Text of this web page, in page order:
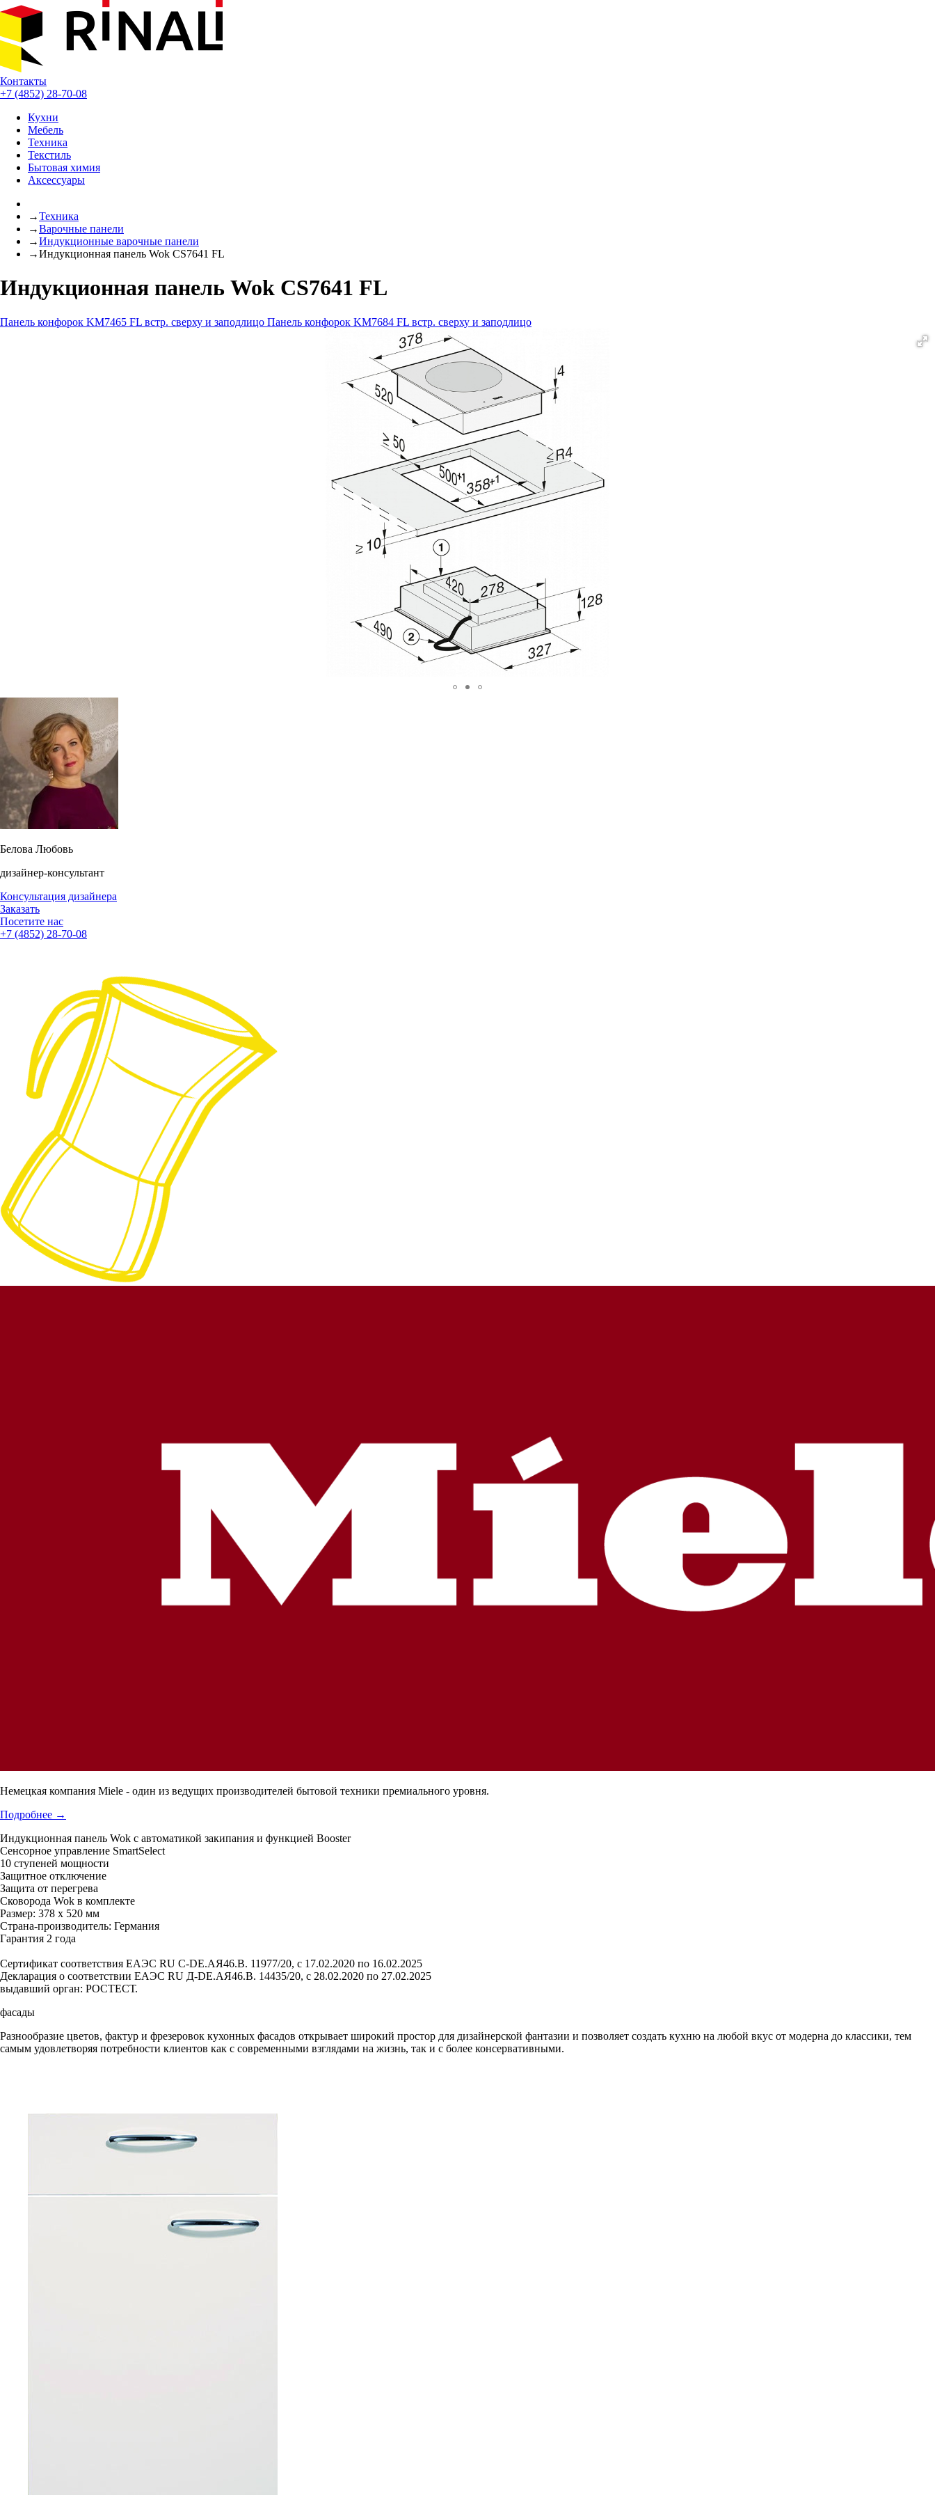
Контакты
+7 (4852) 28-70-08
Кухни
Мебель
Техника
Текстиль
Бытовая химия
Аксессуары
→Техника
→Варочные панели
→Индукционные варочные панели
→Индукционная панель Wok CS7641 FL
Индукционная панель Wok CS7641 FL
Панель конфорок KM7465 FL встр. сверху и заподлицо Панель конфорок KM7684 FL встр. сверху и заподлицо
Белова Любовь
дизайнер-консультант
Консультация дизайнера
Заказать
Посетите нас
+7 (4852) 28-70-08
Немецкая компания Miele - один из ведущих производителей бытовой техники премиального уровня.
Подробнее →
Индукционная панель Wok с автоматикой закипания и функцией Booster
Сенсорное управление SmartSelect
10 ступеней мощности
Защитное отключение
Защита от перегрева
Сковорода Wok в комплекте
Размер: 378 х 520 мм
Cтрана-производитель: Германия
Гарантия 2 года
Сертификат соответствия EAЭС RU C-DE.АЯ46.B. 11977/20, c 17.02.2020 по 16.02.2025
Декларация о соответствии EAЭС RU Д-DE.АЯ46.B. 14435/20, c 28.02.2020 по 27.02.2025
выдавший орган: РОСТЕСТ.
фасады
Разнообразие цветов, фактур и фрезеровок кухонных фасадов открывает широкий простор для дизайнерской фантазии и позволяет создать кухню на любой вкус от модерна до классики, тем
самым удовлетворяя потребности клиентов как с современными взглядами на жизнь, так и с более консервативными.